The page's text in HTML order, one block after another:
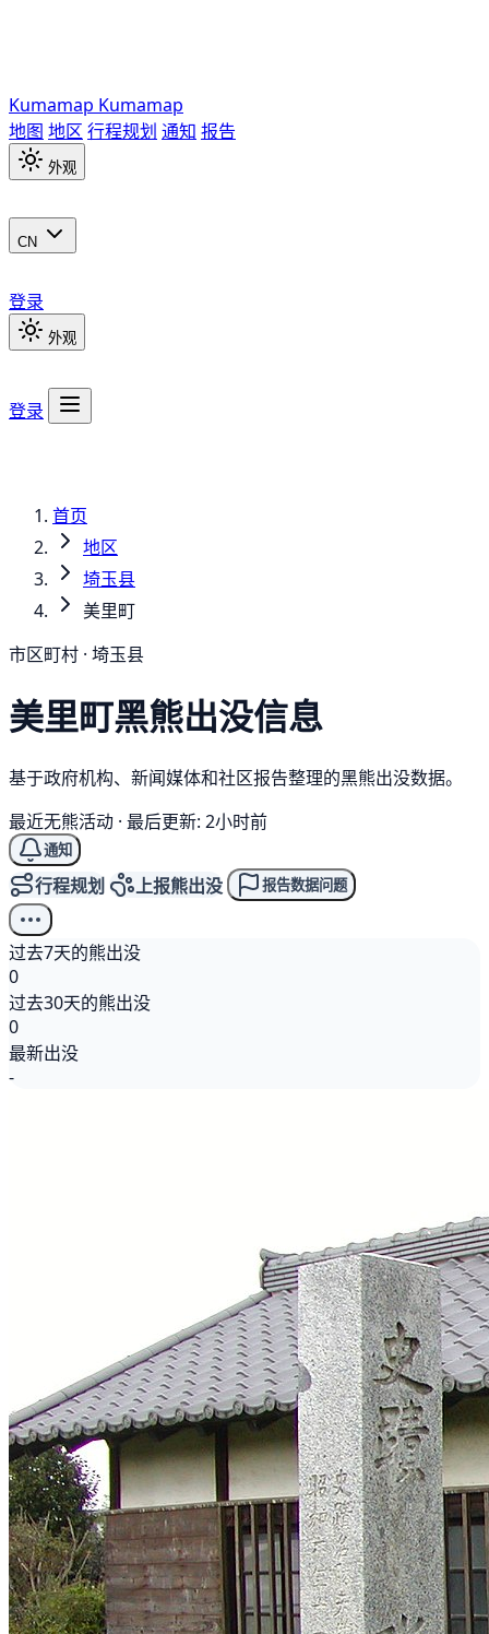
Kumamap Kumamap
地图 地区 行程规划 通知 报告
外观
CN
登录
外观
登录
首页
地区
埼玉县
美里町
市区町村 · 埼玉县
美里町黑熊出没信息
基于政府机构、新闻媒体和社区报告整理的黑熊出没数据。
最近无熊活动 · 最后更新: 2小时前
通知
行程规划 上报熊出没 报告数据问题
过去7天的熊出没
0
过去30天的熊出没
0
最新出没
-